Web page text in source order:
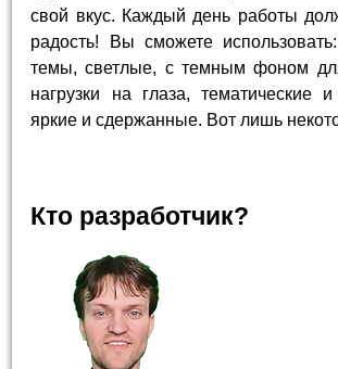
свой вкус. Каждый день работы
радость! Вы сможете
темы, светлые, с темным фоном
нагрузки на глаза, тематические
яркие и сдержанные. Вот лишь
Кто разработчик?